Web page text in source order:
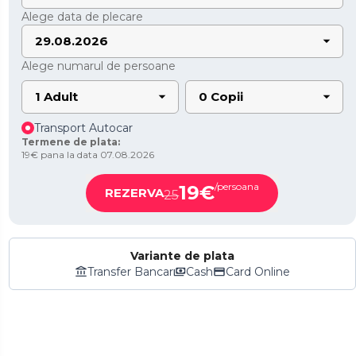
Alege data de plecare
29.08.2026
Alege numarul de persoane
1 Adult 0 Copii
Transport Autocar
Termene de plata:
19€ pana la data 07.08.2026
REZERVA2519€/persoana
Variante de plata
Transfer Bancar
Cash Card Online